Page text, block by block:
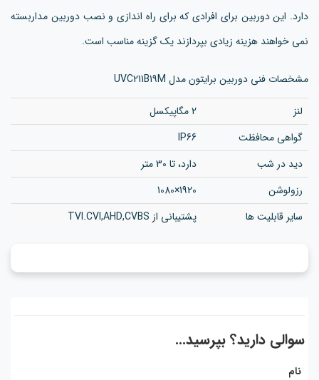
دارد. این دوربین برای افرادی که برای راه اندازی و نصب دوربین مداربسته
نمی خواهند هزینه زیادی بپردازند یک گزینه مناسب است.
مشخصات فنی دوربین برایتون مدل UVC211B19M
لنز
2 مگاپیکسل
گواهی محافظت
IP66
دید در شب
دارد، تا 30 متر
رزولوشن
1920×1080
سایر قابلیت ها
پشتیبانی از TVI.CVI,AHD,CVBS
سوالی دارید؟ بپرسید...
نام